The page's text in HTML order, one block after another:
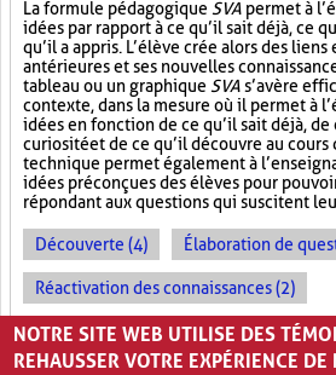
La formule pédagogique SVA permet à
idées par rapport à ce qu’il sait déjà, ce
qu’il a appris. L’élève crée alors des
antérieures et ses nouvelles
tableau ou un graphique SVA s’avère
contexte, dans la mesure où il permet à
idées en fonction de ce qu’il sait déjà, de
curiosité et de ce qu’il découvre au cours
technique permet également à
idées préconçues des élèves pour
répondant aux questions qui suscitent
Découverte (4) Élaboration de
Réactivation des connaissances (2)
Évolution des apprentissages (2)
NOTRE SITE WEB UTILISE DES
REHAUSSER VOTRE EXPÉRIENCE